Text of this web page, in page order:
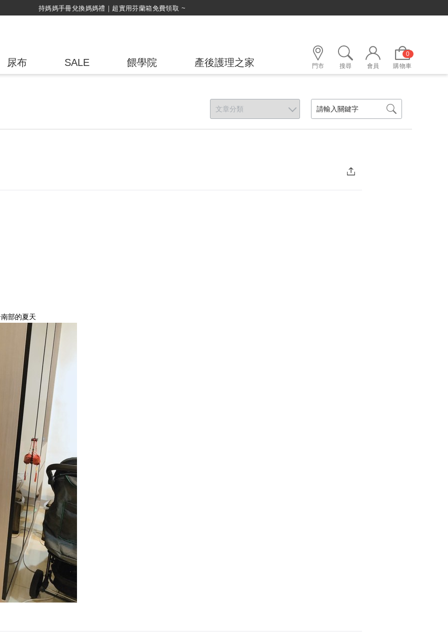
持媽媽手冊兌換媽媽禮｜超實用芬蘭箱免費領取 ~
尿布 SALE 餵學院 產後護理之家 門市 搜尋 會員
0
購物車
部的夏天